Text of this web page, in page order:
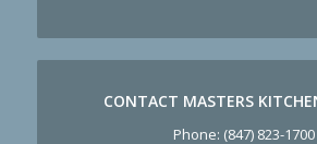
CONTACT MASTERS
Phone: (847) 823-1700